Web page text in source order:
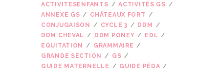
ACTIVITESENFANTS
ACTIVITÉS GS
ANNEXE GS
CHÂTEAUX FORT
CONJUGAISON
CYCLE 3
DDM
DDM CHEVAL
DDM PONEY
EDL
EQUITATION
GRAMMAIRE
GRANDE SECTION
GS
GUIDE MATERNELLE
GUIDE PÉDA